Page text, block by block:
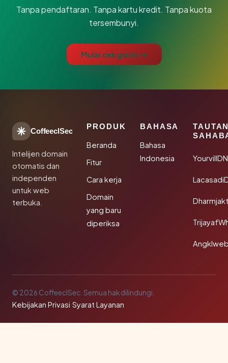
Tanpa pendaftaran. Tanpa kartu kredit. Tanpa kuota
tersembunyi.
Mulai cek gratis →
CoffeeclSec
Intelijen domain
otomatis dan
independen
untuk web
terbuka.
PRODUK
Beranda
Fitur
Cara kerja
Domain
yang baru
diperiksa
BAHASA
Bahasa
Indonesia
© 2026 CoffeeclSec. Semua hak dilindungi.
Kebijakan Privasi·Syarat Layanan